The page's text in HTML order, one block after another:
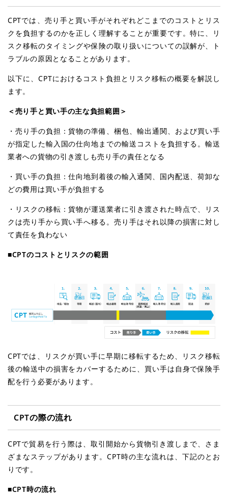
CPTでは、売り手と買い手がそれぞれどこまでのコストとリス
クを負担するのかを正しく理解することが重要です。特に、リ
スク移転のタイミングや保険の取り扱いについての誤解が、ト
ラブルの原因となることがあります。
以下に、CPTにおけるコスト負担とリスク移転の概要を解説し
ます。
＜売り手と買い手の主な負担範囲＞
・売り手の負担：貨物の準備、梱包、輸出通関、および買い手
が指定した輸入国の仕向地までの輸送コストを負担する。輸送
業者への貨物の引き渡しも売り手の責任となる
・買い手の負担：仕向地到着後の輸入通関、国内配送、荷卸な
どの費用は買い手が負担する
・リスクの移転：貨物が運送業者に引き渡された時点で、リス
クは売り手から買い手へ移る。売り手はそれ以降の損害に対し
て責任を負わない
■CPTのコストとリスクの範囲
CPTでは、リスクが買い手に早期に移転するため、リスク移転
後の輸送中の損害をカバーするために、買い手は自身で保険手
配を行う必要があります。
CPTの際の流れ
CPTで貿易を行う際は、取引開始から貨物引き渡しまで、さま
ざまなステップがあります。CPT時の主な流れは、下記のとお
りです。
■CPT時の流れ